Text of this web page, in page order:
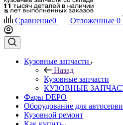
Сравнение0 Отложенные 0
Кузовные запчасти
Назад
Кузовные запчасти
КУЗОВНЫЕ
Фары DEPO
Оборудование для
Кузовной ремонт